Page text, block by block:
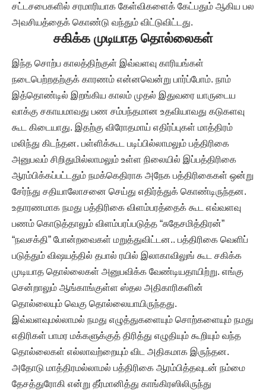
சட்டசபைகளில் சரமாரியாக கேள்விகளைக் கேட்பதும் ஆகிய பல
அவசியத்தைக் கொண்டு வந்தும் விட்டுவிட்டது.
சகிக்க முடியாத தொல்லைகள்
இந்த சொற்ப காலத்திற்குள் இவ்வளவு காரியங்கள்
நடைபெற்றதற்குக் காரணம் என்னவென்று பார்ப்போம். நாம்
இத்தொண்டில் இறங்கிய காலம் முதல் இதுவரை யாருடைய
வாக்கு சகாயமாவது பண சம்பந்தமான உதவியாவது கடுகளவு
கூட கிடையாது. இதற்கு விரோதமாய் எதிர்ப்புகள் மாத்திரம்
மலிந்து கிடந்தன. பள்ளிக்கூட படிப்பில்லாமலும் பத்திரிகை
அனுபவம் சிறிதுமில்லாமலும் உள்ள நிலையில் இப்பத்திரிகை
ஆரம்பிக்கப்பட்டதும் நமக்கெதிராக அநேக பத்திரிகைகள் ஒன்று
சேர்ந்து சதியாலோசனை செய்து எதிர்த்துக் கொண்டிருந்தன.
உதாரணமாக நமது பத்திரிகை விளம்பரத்தைக் கூட எவ்வளவு
பணம் கொடுத்தாலும் விளம்பரப்படுத்த “சுதேசமித்திரன்”
“நவசக்தி” போன்றவைகள் மறுத்துவிட்டன.. பத்திரிகை வெளிப்
படுத்தும் விஷயத்தில் தபால் ரயில் இலாகாவிலுங் கூட சகிக்க
முடியாத தொல்லைகள் அனுபவிக்க வேண்டியதாயிற்று. எங்கு
சென்றாலும் ஆங்காங்குள்ள ஸ்தல அதிகாரிகளின்
தொல்லையும் வெகு தொல்லையாயிருந்தது.
இவ்வளவுமல்லாமல் நமது எழுத்துகளையும் சொற்களையும் நமது
எதிரிகள் பாமர மக்களுக்குத் திரித்து எழுதியும் கூறியும் வந்த
தொல்லைகள் எல்லாவற்றையும் விட அதிகமாக இருந்தன.
அதோடு மாத்திரமல்லாமல் பத்திரிகை ஆரம்பித்தவுடன் நம்மை
தேசத்துரோகி என்று தீர்மானித்து காங்கிரஸிலிருந்து